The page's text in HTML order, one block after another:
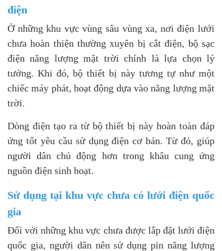
điện
Ở những khu vực vùng sâu vùng xa, nơi điện lưới
chưa hoàn thiện thường xuyên bị cắt điện, bộ sạc
điện năng lượng mặt trời chính là lựa chọn lý
tưởng. Khi đó, bộ thiết bị này tương tự như một
chiếc máy phát, hoạt động dựa vào năng lượng mặt
trời.
Dòng điện tạo ra từ bộ thiết bị này hoàn toàn đáp
ứng tốt yêu cầu sử dụng điện cơ bản. Từ đó, giúp
người dân chủ động hơn trong khâu cung ứng
nguồn điện sinh hoạt.
Sử dụng tại khu vực chưa có lưới điện quốc
gia
Đối với những khu vực chưa được lắp đặt lưới điện
quốc gia, người dân nên sử dụng pin năng lượng